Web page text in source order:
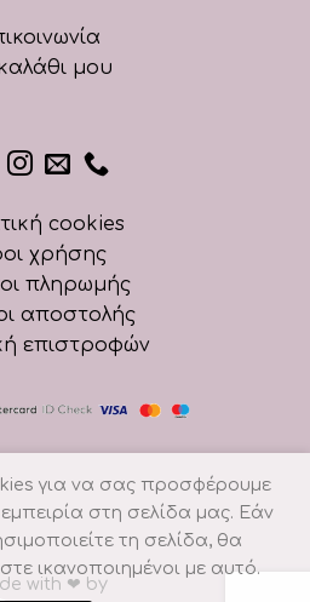
μου
cookies
χρήσης
πληρωμής
αποστολής
επιστροφών
with ❤ by
για να σας προσφέρουμε
στη σελίδα μας. Εάν
τη σελίδα, θα
ικανοποιημένοι με αυτό.